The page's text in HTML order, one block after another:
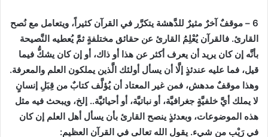
6 – موقفٌ آخرٌ مثيرٌ للدَّهشة يتكرَّر في القرآن كثيراً، ويتعامل مع نُصح
القارئ. فالقرآن يُعْلِمُ القارئ عن حقائق مختلفةٍ ثمَّ يُعطيه النَّصيحة
بأنَّه إن كان يريد أن يعرف أكثر عن هذا أو ذاك، أو إن كان يشكُّ فيما
قيل، فما عليه عندئذٍ إلَّا أن يسأل أولئك الَّذين يملكون العلم والمعرفة.
وهذا موقفٌ مدهش، فمن غير المعتاد أن يُؤلَّف كتابٌ من قِبَلِ إنسانٍ
لا يملك أيَّ خلفيَّةٍ جغرافيَّة، أو نباتيَّة، أو أحيائيَّة.. إلخ، ويبحث فيه مثل
هذه الموضوعات، وبعدئذٍ ينصح القارئ بأن يسأل أهل العلم إن كان
في رَيْبٍ من شيء. يقول الله تعالى في القرآن العظيم: